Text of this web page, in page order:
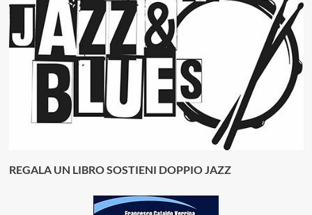
REGALA UN LIBRO SOSTIENI DOPPIO JAZZ